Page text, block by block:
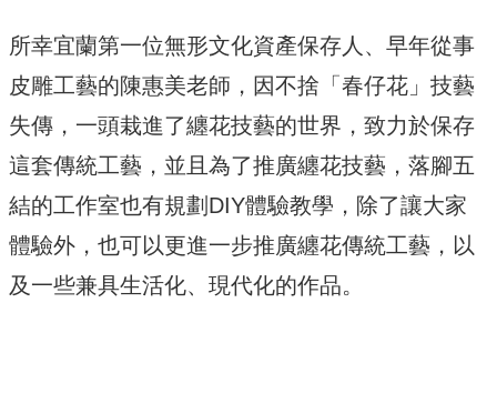
所幸宜蘭第一位無形文化資產保存人、早年從事
皮雕工藝的陳惠美老師，因不捨「春仔花」技藝
失傳，一頭栽進了纏花技藝的世界，致力於保存
這套傳統工藝，並且為了推廣纏花技藝，落腳五
結的工作室也有規劃DIY體驗教學，除了讓大家
體驗外，也可以更進一步推廣纏花傳統工藝，以
及一些兼具生活化、現代化的作品。